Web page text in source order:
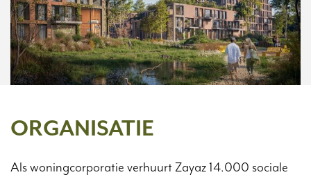
ORGANISATIE
Als woningcorporatie verhuurt Zayaz 14.000 sociale